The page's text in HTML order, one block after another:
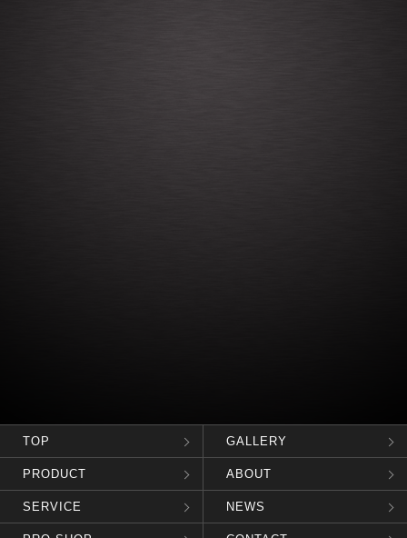
TOP GALLERY
PRODUCT ABOUT
SERVICE NEWS